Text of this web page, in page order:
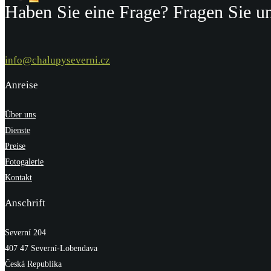
Haben Sie eine Frage? Fragen Sie
info@chalupyseverni.cz
Anreise
Über uns
Dienste
Preise
Fotogalerie
Kontakt
Anschrift
Severní 204
407 47 Severní-Lobendava
Česká Republika